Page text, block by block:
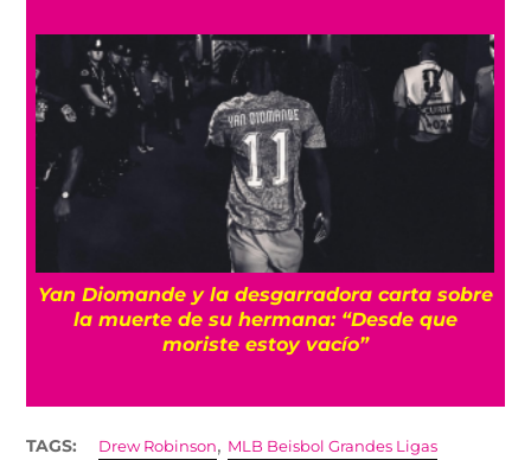
Yan Diomande y la desgarradora carta sobre
la muerte de su hermana: “Desde que
moriste estoy vacío”
TAGS: Drew Robinson, MLB Beisbol Grandes Ligas